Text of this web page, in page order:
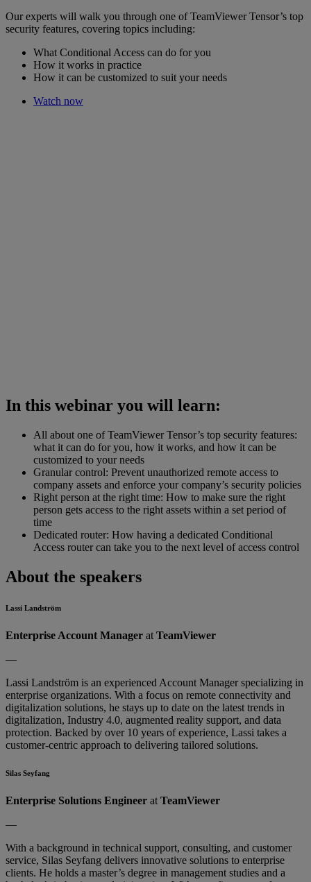
Our experts will walk you through one of TeamViewer Tensor’s top
security features, covering topics including:
What Conditional Access can do for you
How it works in practice
How it can be customized to suit your needs
Watch now
In this webinar you will learn:
All about one of TeamViewer Tensor’s top security features:
what it can do for you, how it works, and how it can be
customized to your needs
Granular control: Prevent unauthorized remote access to
company assets and enforce your company’s security policies
Right person at the right time: How to make sure the right
person gets access to the right assets within a set period of
time
Dedicated router: How having a dedicated Conditional
Access router can take you to the next level of access control
About the speakers
Lassi Landström
Enterprise Account Manager at TeamViewer
—
Lassi Landström is an experienced Account Manager specializing in
enterprise organizations. With a focus on remote connectivity and
digitalization solutions, he stays up to date on the latest trends in
digitalization, Industry 4.0, augmented reality support, and data
protection. Backed by over 10 years of experience, Lassi takes a
customer-centric approach to delivering tailored solutions.
Silas Seyfang
Enterprise Solutions Engineer at TeamViewer
—
With a background in technical support, consulting, and customer
service, Silas Seyfang delivers innovative solutions to enterprise
clients. He holds a master’s degree in management studies and a